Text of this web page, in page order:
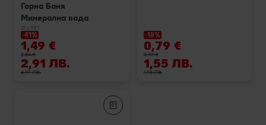
Горна Баня
Минерална вода
10 л РЕТ
-41%
1,49 €
2,54 €
2,91 ЛВ.
4,97 ЛВ.
-18%
0,79 €
0,97 €
1,55 ЛВ.
1,90 ЛВ.